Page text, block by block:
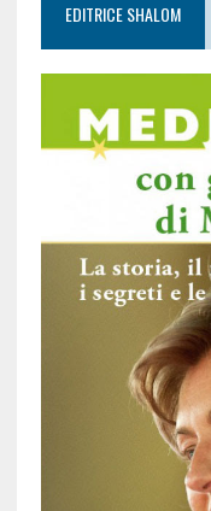
EDITRICE SHALOM